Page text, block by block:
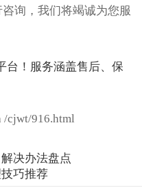
询，我们将竭诚为您服
/cjwt/916.html
决办法盘点
巧推荐